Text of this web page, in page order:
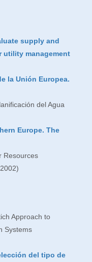
supply and
utility management
la Unión Europea.
del Agua
Europe. The
Resources
Approach to
Systems
del tipo de